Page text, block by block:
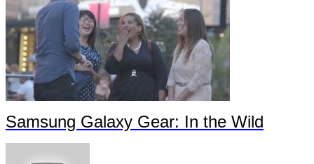
Samsung Galaxy Gear: In the Wild